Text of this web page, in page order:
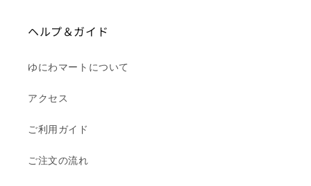
ヘルプ＆ガイド
ゆにわマートについて
アクセス
ご利用ガイド
ご注文の流れ